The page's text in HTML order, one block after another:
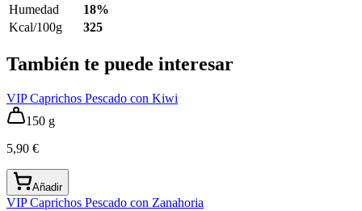
Humedad
18%
Kcal/100g
325
También te puede interesar
VIP Caprichos Pescado con Kiwi
150 g
5,90 €
Añadir
VIP Caprichos Pescado con Zanahoria